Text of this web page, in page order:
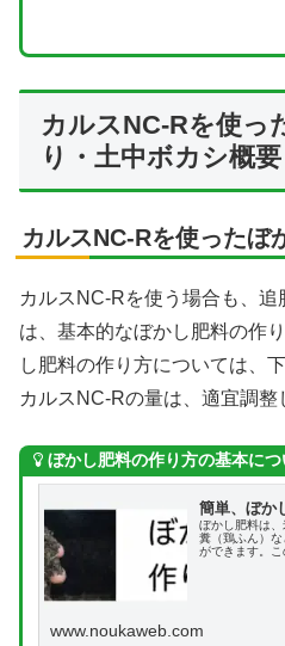
カルスNC-Rを使っ
り・土中ボカシ概要
カルスNC-Rを使ったぼ
カルスNC-Rを使う場合も、
は、基本的なぼかし肥料の作
し肥料の作り方については、
カルスNC-Rの量は、適宜調整
ぼかし肥料の作り方の基本に
簡単、ぼか
ぼかし肥料は
糞（鶏ふん）
ができます。こ
www.noukaweb.com